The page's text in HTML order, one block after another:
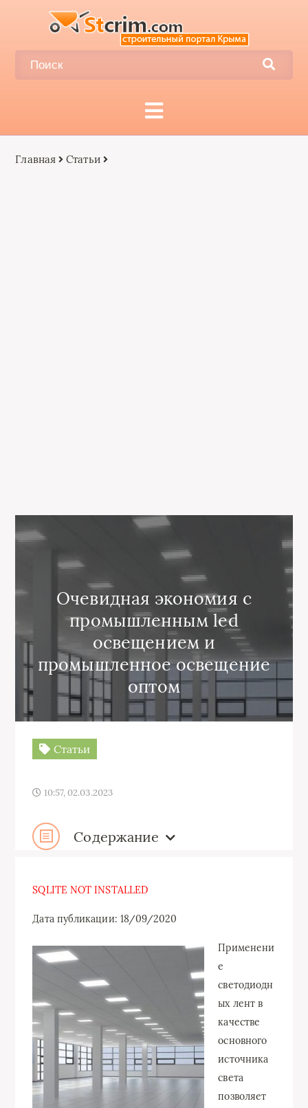
Главная Статьи
Очевидная экономия с
промышленным led
освещением и
промышленное освещение
оптом
Статьи
10:57, 02.03.2023
Содержание
SQLITE NOT INSTALLED
Дата публикации: 18/09/2020
Применени
е
светодиодн
ых лент в
качестве
основного
источника
света
позволяет